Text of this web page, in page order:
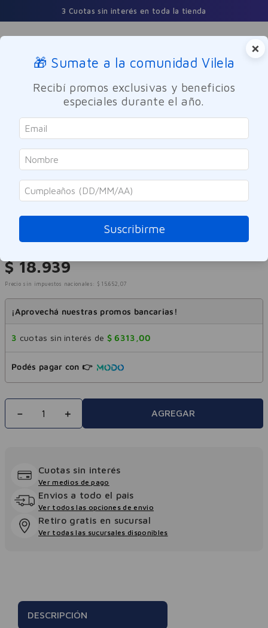
3 Cuotas sin interés en toda la tienda
Buscar
Cuidado Personal Cuidado del Cabello Tratamiento
Dove
Óleo Bifásico Dove UV Repair &
Glow 110 ml
Referencia:-320638
$ 18.939
Precio sin impuestos nacionales: $ 15.652 , 07
¡Aprovechá nuestras promos bancarias!
3 cuotas sin interés de $ 6313 ,00
Podés pagar con 👉
＋
－ AGREGAR
Cuotas sin interés
Ver medios de pago
Envios a todo el pais
Ver todos las opciones de envio
Retiro gratis en sucursal
Ver todas las sucursales disponibles
DESCRIPCIÓN
×
🎁 Sumate a la comunidad Vilela
Recibí promos exclusivas y beneficios
especiales durante el año.
Suscribirme